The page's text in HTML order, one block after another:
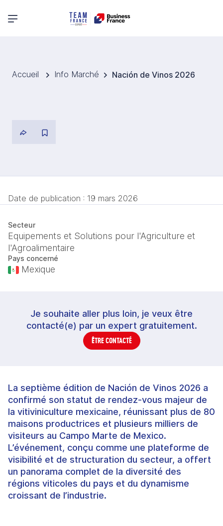
Menu principal
Accueil Info Marché Nación de Vinos 2026
Date de publication : 19 mars 2026
Secteur
Equipements et Solutions pour l'Agriculture et
l'Agroalimentaire
Pays concerné
Mexique
Je souhaite aller plus loin, je veux être
contacté(e) par un expert gratuitement.
ÊTRE CONTACTÉ
La septième édition de Nación de Vinos 2026 a
confirmé son statut de rendez‑vous majeur de
la vitiviniculture mexicaine, réunissant plus de 80
maisons productrices et plusieurs milliers de
visiteurs au Campo Marte de Mexico.
L’événement, conçu comme une plateforme de
visibilité et de structuration du secteur, a offert
un panorama complet de la diversité des
régions viticoles du pays et du dynamisme
croissant de l’industrie.